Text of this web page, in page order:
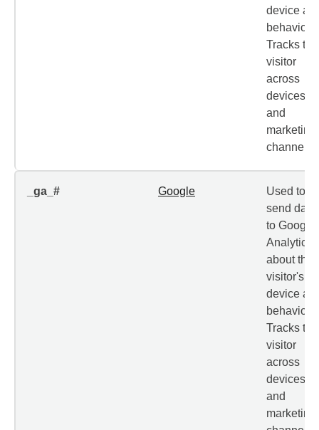
device
behavior.
Tracks the
visitor
across
devices
and
marketing
channels.
_ga_# Google
Used to
send data
to Google
Analytics
about the
visitor's
device
behavior.
Tracks the
visitor
across
devices
and
marketing